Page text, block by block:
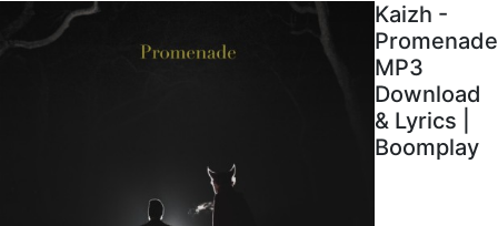
Kaizh -
Promenade
MP3
Download
& Lyrics |
Boomplay